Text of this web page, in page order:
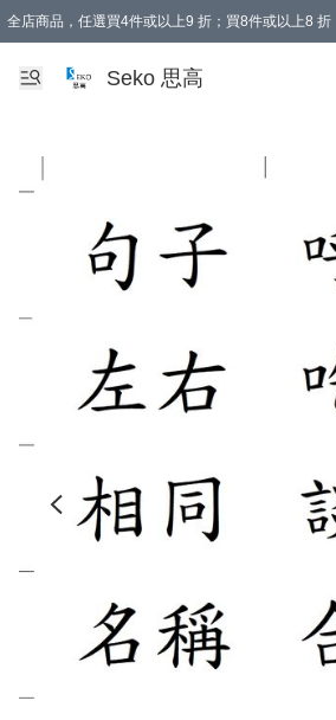
全店商品，任選買4件或以上9 折；買8件或以上8 折
新會員首次購物即享全單 95 折優惠！
購物滿198, 全單免運
Seko 思高